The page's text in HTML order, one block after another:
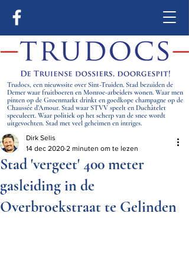
Trudocs, een nieuwssite over Sint-Truiden. Stad bezuiden de
Demer waar fruitboeren en Monroe-arbeiders wonen. Waar men
pinten op de Groenmarkt drinkt en goedkope champagne op de
Chaussée d’Amour. Stad waar STVV speelt en Duchâtelet
speculeert. Waar politiek op het scherp van de snee wordt
uitgevochten. Stad met veel geheimen en intriges.
Stad 'vergeet' 400 meter
gasleiding in de
Overbroekstraat te Gelinden
Dirk Selis
14 dec 2020 2 minuten om te lezen